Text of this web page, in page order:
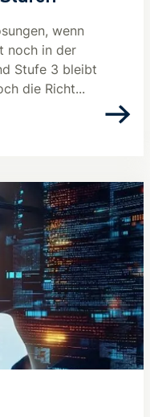
wenn
noch in der
Stufe 3 bleibt
die Richt...